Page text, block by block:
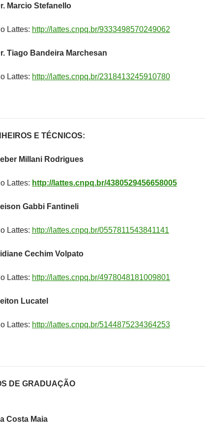
Marcio Stefanello
Lattes: http://lattes.cnpq.br/9333498570249062
Tiago Bandeira Marchesan
Lattes: http://lattes.cnpq.br/2318413245910780
E TÉCNICOS:
Millani Rodrigues
Lattes: http://lattes.cnpq.br/4380529456658005
Gabbi Fantineli
Lattes: http://lattes.cnpq.br/0557811543841141
Cechim Volpato
Lattes: http://lattes.cnpq.br/4978048181009801
Lucatel
Lattes: http://lattes.cnpq.br/5144875234364253
DE GRADUAÇÃO
Costa Maia